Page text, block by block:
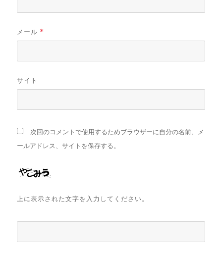
メール *
サイト
次回のコメントで使用するためブラウザーに自分の名前、メ
ールアドレス、サイトを保存する。
上に表示された文字を入力してください。